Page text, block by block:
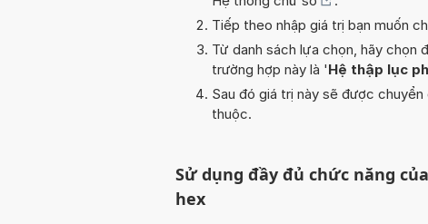
Tiếp theo nhập giá trị bạn muốn
Từ danh sách lựa chọn, hãy chọn
trường hợp này là 'Hệ thập lục
Sau đó giá trị này sẽ được
thuộc.
Sử dụng đầy đủ chức năng
hex